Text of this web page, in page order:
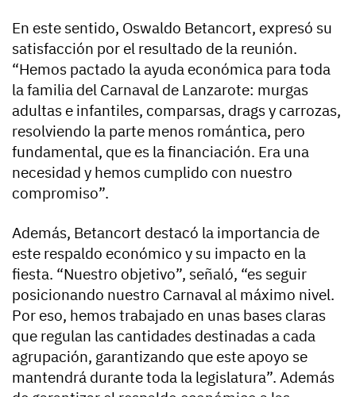
En este sentido, Oswaldo Betancort, expresó su
satisfacción por el resultado de la reunión.
“Hemos pactado la ayuda económica para toda
la familia del Carnaval de Lanzarote: murgas
adultas e infantiles, comparsas, drags y carrozas,
resolviendo la parte menos romántica, pero
fundamental, que es la financiación. Era una
necesidad y hemos cumplido con nuestro
compromiso”.
Además, Betancort destacó la importancia de
este respaldo económico y su impacto en la
fiesta. “Nuestro objetivo”, señaló, “es seguir
posicionando nuestro Carnaval al máximo nivel.
Por eso, hemos trabajado en unas bases claras
que regulan las cantidades destinadas a cada
agrupación, garantizando que este apoyo se
mantendrá durante toda la legislatura”. Además